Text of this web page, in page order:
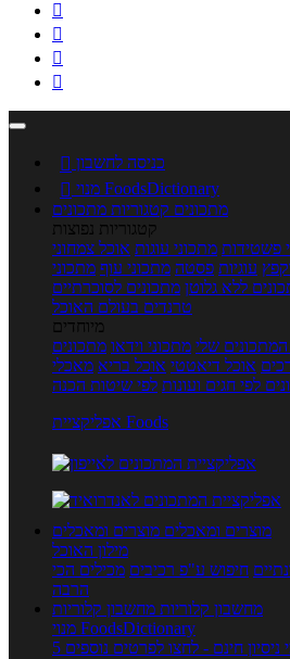




 כניסה לחשבון

מנוי FoodsDictionary
מתכונים קטגוריות מתכונים
קטגוריות נפוצות
פשטידות מתכוני עוגות אוכל צמחוני
עוגיות פסטה מתכוני עוף מתכוני
ללא גלוטן מתכונים לסוכרתיים
טרנדים בעולם האוכל
מיוחדים
שלי מתכוני וידאו מתכונים
אוכל דיאטטי אוכל בריא מאכלי
לפי חגים ועונות לפי שיטות הכנה
אפליקציית Foods
מוצרים ומאכלים מוצרים ומאכלים
מילון האוכל
חיפוש ע"פ רכיבים מכילים הכי
הרבה
מחשבון קלוריות מחשבון קלוריות
מנוי FoodsDictionary
ניסיון חינם - לחצו לפרטים נוספים